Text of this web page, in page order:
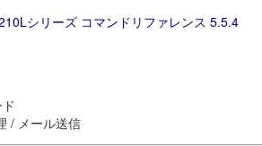
シリーズ コマンドリファレンス 5.5.4
/ メール送信